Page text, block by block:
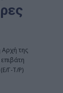
Αρχή της
Γ-Τ/Ρ)